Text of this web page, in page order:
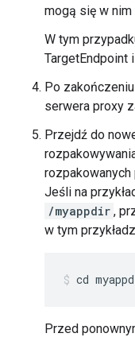
mogą się w nim
W tym
TargetEndpoint
Po
serwera proxy
Przejdź do
rozpakowanych
Jeśli na
/myappdir ,
w tym
cd
Przed